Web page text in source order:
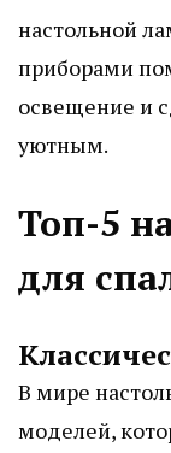
настольной
приборами
освещение и
уютным.
Топ-5
для
В мире
моделей,